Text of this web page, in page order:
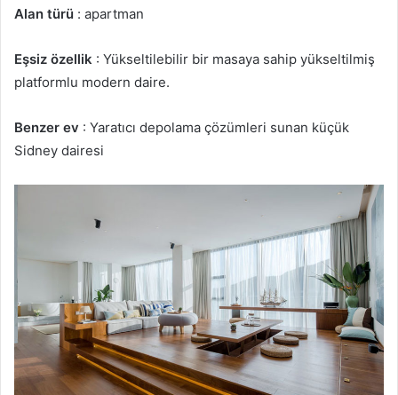
Alan türü : apartman
Eşsiz özellik : Yükseltilebilir bir masaya sahip yükseltilmiş
platformlu modern daire.
Benzer ev : Yaratıcı depolama çözümleri sunan küçük
Sidney dairesi